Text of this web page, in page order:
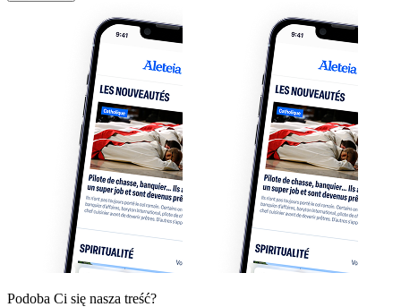
Podoba Ci się nasza treść?